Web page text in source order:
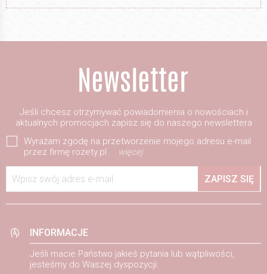
Jeśli chcesz otrzymywać powiadomienia o nowościach i
aktualnych promocjach zapisz się do naszego newslettera
Wyrażam zgodę na przetworzenie mojego adresu e-mail
przez firmę rozety.pl
więcej
Wpisz swój adres e-mail ZAPISZ SIĘ
INFORMACJE
Jeśli macie Państwo jakieś pytania lub wątpliwości,
jesteśmy do Waszej dyspozycji.